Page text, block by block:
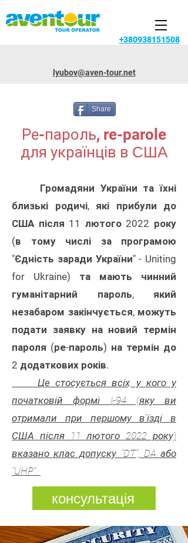
+380938151508
lyubov@aven-tour.net
Share
Ре-пароль, re-parole
для українців в США
Громадяни України та їхні
близькі родичі, які прибули до
США після 11 лютого 2022 року
(в тому числі за програмою
"Єдність заради України" - Uniting
for Ukraine) та мають чинний
гуманітарний пароль, який
незабаром закінчується, можуть
подати заявку на новий термін
пароля (ре-пароль) на термін до
2 додаткових років.
Це стосується всіх, у кого у
початковій формі I-94 (яку ви
отримали при першому в'їзді в
США після 11 лютого 2022 року)
вказано клас допуску "DT", DA або
"UHP".
консультація